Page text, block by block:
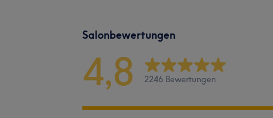
Salonbewertungen
4,8 2246 Bewertungen